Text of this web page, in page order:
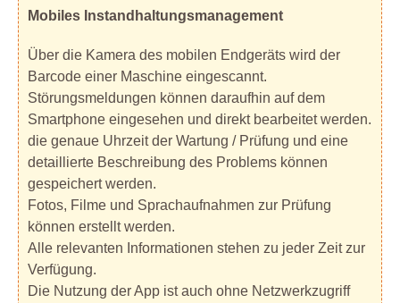
Mobiles Instandhaltungsmanagement
Über die Kamera des mobilen Endgeräts wird der
Barcode einer Maschine eingescannt.
Störungsmeldungen können daraufhin auf dem
Smartphone eingesehen und direkt bearbeitet werden.
die genaue Uhrzeit der Wartung / Prüfung und eine
detaillierte Beschreibung des Problems können
gespeichert werden.
Fotos, Filme und Sprachaufnahmen zur Prüfung
können erstellt werden.
Alle relevanten Informationen stehen zu jeder Zeit zur
Verfügung.
Die Nutzung der App ist auch ohne Netzwerkzugriff